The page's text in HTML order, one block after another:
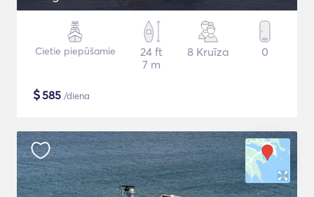
Cietie piepūšamie
24 ft
7 m
8 Kruīza 0
$585 /diena